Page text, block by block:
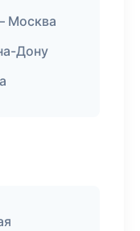
Москва
Дону